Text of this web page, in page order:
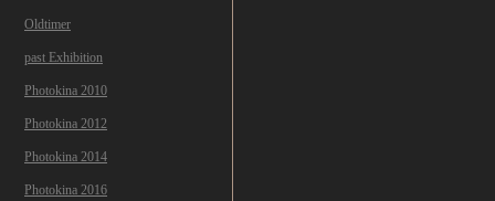
Oldtimer
past Exhibition
Photokina 2010
Photokina 2012
Photokina 2014
Photokina 2016